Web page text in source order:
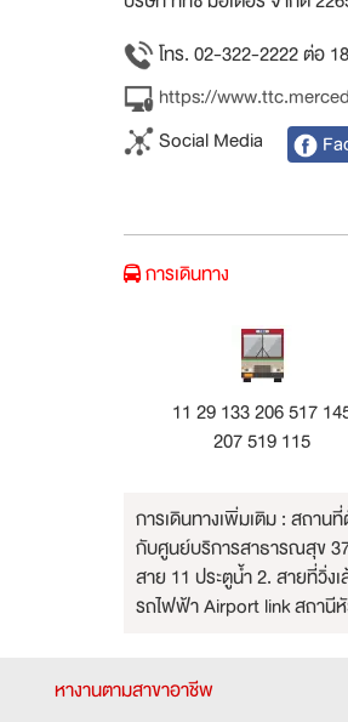
โทร. 02-322-2222 ต่อ
https://
Social Media
การเดินทาง
11 29 133 206 517
207 519 115
การเดินทางเพิ่มเติม : สถา
กับศูนย์บริการสาธารณสุข
สาย 11 ประตูน้ำ 2. สายที่วิ่ง
รถไฟฟ้า Airport link สถานีหั
หางานตามสาขาอาชีพ